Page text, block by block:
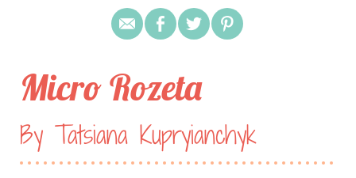
Micro Rozeta
By Tatsiana Kupryianchyk